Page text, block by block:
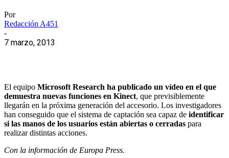
Por
Redacción A451
-
7 marzo, 2013
El equipo Microsoft Research ha publicado un vídeo en el que
demuestra nuevas funciones en Kinect, que previsiblemente
llegarán en la próxima generación del accesorio. Los investigadores
han conseguido que el sistema de captación sea capaz de identificar
si las manos de los usuarios están abiertas o cerradas para
realizar distintas acciones.
Con la información de Europa Press.